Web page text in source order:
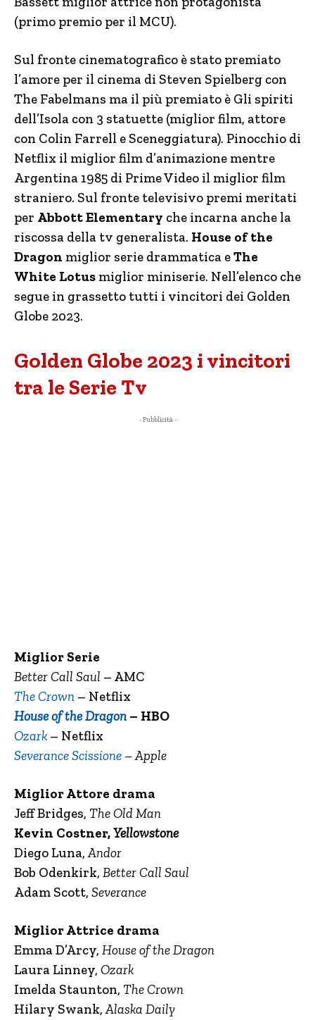
(primo premio per il MCU).
Sul fronte cinematografico è stato premiato
l’amore per il cinema di Steven Spielberg con
The Fabelmans ma il più premiato è Gli spiriti
dell’Isola con 3 statuette (miglior film, attore
con Colin Farrell e Sceneggiatura). Pinocchio di
Netflix il miglior film d’animazione mentre
Argentina 1985 di Prime Video il miglior film
straniero. Sul fronte televisivo premi meritati
per Abbott Elementary che incarna anche la
riscossa della tv generalista. House of the
Dragon miglior serie drammatica eThe
White Lotus miglior miniserie. Nell’elenco che
segue in grassetto tutti i vincitori dei Golden
Globe 2023.
Golden Globe 2023 i vincitori
tra le Serie Tv
- Pubblicità -
Miglior Serie
Better Call Saul – AMC
The Crown – Netflix
House of the Dragon– HBO
Ozark – Netflix
Severance Scissione – Apple
Miglior Attore drama
Jeff Bridges, The Old Man
Kevin Costner,Yellowstone
Diego Luna,Andor
Bob Odenkirk, Better Call Saul
Adam Scott, Severance
Miglior Attrice drama
Emma D’Arcy, House of the Dragon
Laura Linney, Ozark
Imelda Staunton, The Crown
Hilary Swank,Alaska Daily